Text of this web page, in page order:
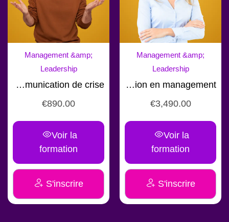
Management &amp;
Leadership
Formation communication de crise
€890.00
Voir la
formation
S'inscrire
Management &amp;
Leadership
Formation en management
€3,490.00
Voir la
formation
S'inscrire